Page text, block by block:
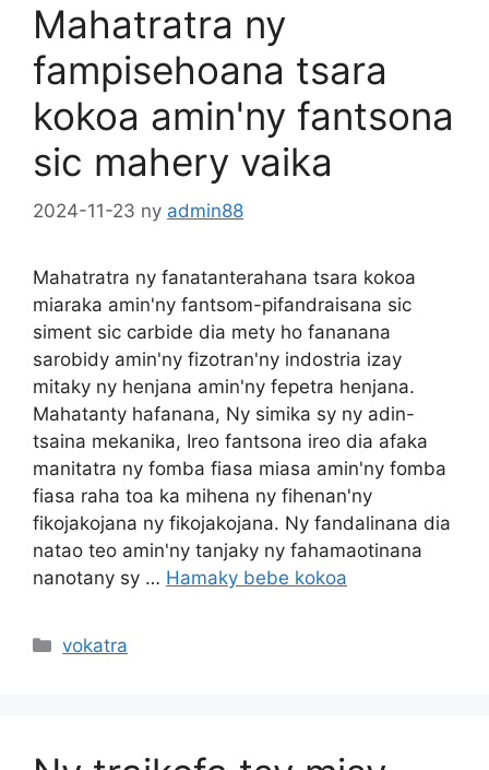
Mahatratra ny
fampisehoana tsara
kokoa amin'ny fantsona
sic mahery vaika
2024-11-23 ny admin88
Mahatratra ny fanatanterahana tsara kokoa
miaraka amin'ny fantsom-pifandraisana sic
siment sic carbide dia mety ho fananana
sarobidy amin'ny fizotran'ny indostria izay
mitaky ny henjana amin'ny fepetra henjana.
Mahatanty hafanana, Ny simika sy ny adin-
tsaina mekanika, Ireo fantsona ireo dia afaka
manitatra ny fomba fiasa miasa amin'ny fomba
fiasa raha toa ka mihena ny fihenan'ny
fikojakojana ny fikojakojana. Ny fandalinana dia
natao teo amin'ny tanjaky ny fahamaotinana
nanotany sy … Hamaky bebe kokoa
Sokajy
vokatra